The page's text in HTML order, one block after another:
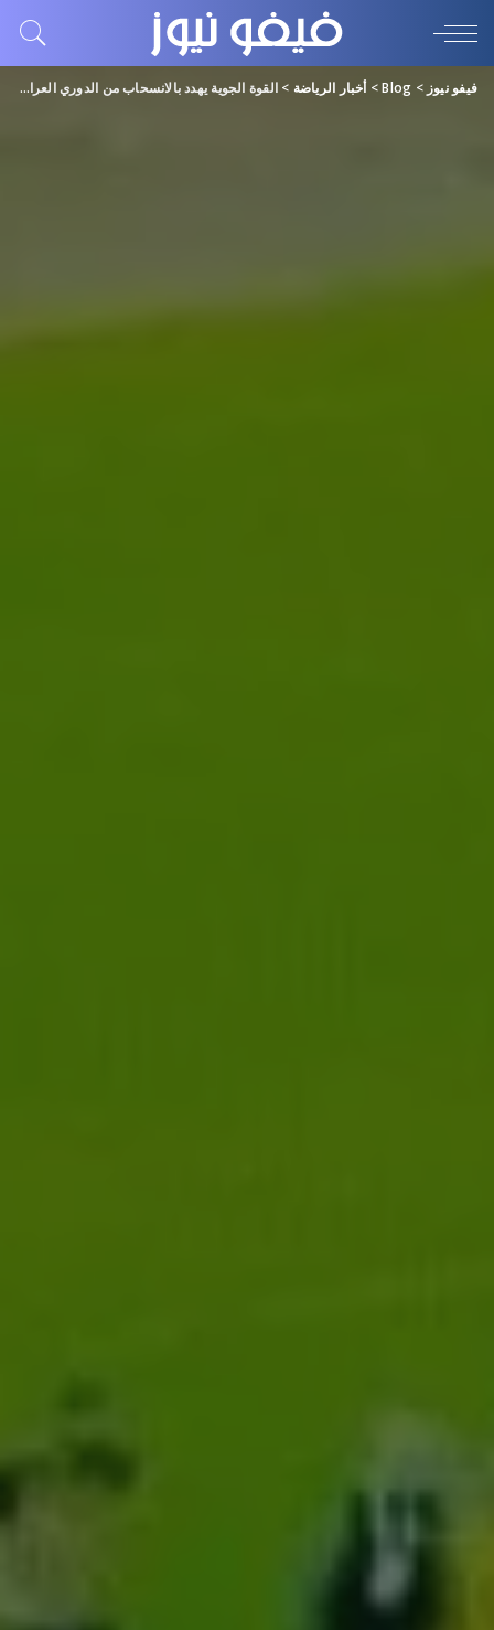
فيفو نيوز >
Blog
> أخبار الرياضة > القوة الجوية يهدد بالانسحاب من الدوري العراقي بعد تعرض لاعببه للاعتداء